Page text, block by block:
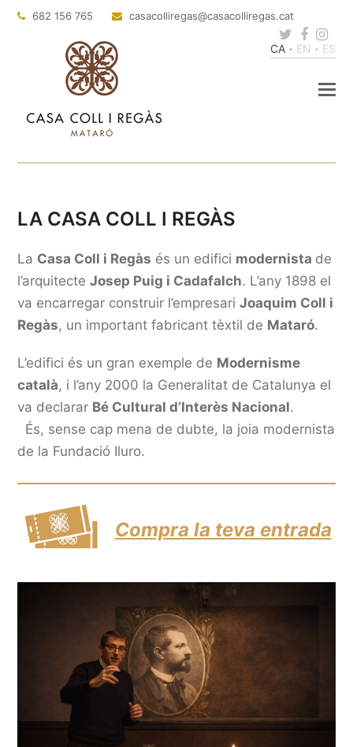
682 156 765 casacolliregas@casacolliregas.cat
Twitter
CA EN ES
LA CASA COLL I REGÀS
La Casa Coll i Regàs és un edifici modernista de
l’arquitecteJosep Puig i Cadafalch. L’any 1898 el
va encarregar construir l’empresariJoaquim Coll i
Regàs, un important fabricant tèxtil de Mataró.
L’edifici és un gran exemple de Modernisme
català, i l’any 2000 la Generalitat de Catalunya el
va declarar Bé Cultural d’Interès Nacional.
És, sense cap mena de dubte, la joia modernista
de la Fundació Iluro.
Compra la teva entrada